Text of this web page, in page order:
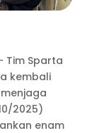
Tim Sparta
kembali
2025)
enam